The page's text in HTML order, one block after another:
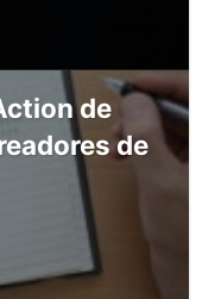
de
de